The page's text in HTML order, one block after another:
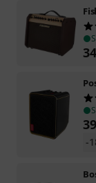
-